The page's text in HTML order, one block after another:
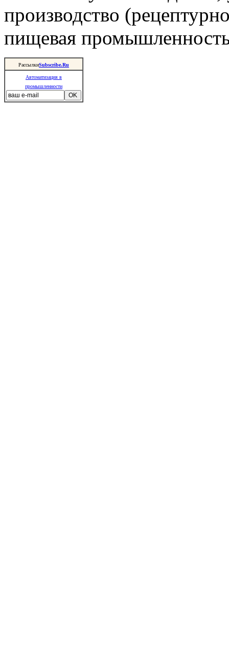
производство
пищевая
РассылкиSubscribe.Ru
Автоматизация в
промышленности